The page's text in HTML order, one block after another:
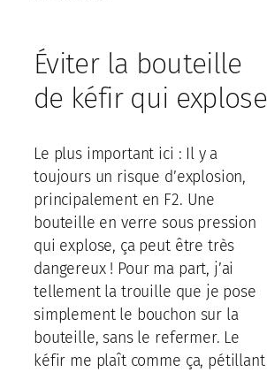
Éviter la bouteille
de kéfir qui explose
Le plus important ici : Il y a
toujours un risque d’explosion,
principalement en F2. Une
bouteille en verre sous pression
qui explose, ça peut être très
dangereux ! Pour ma part, j’ai
tellement la trouille que je pose
simplement le bouchon sur la
bouteille, sans le refermer. Le
kéfir me plaît comme ça, pétillant